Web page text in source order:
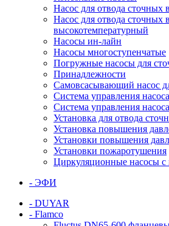
Насос для отвода сточных
Насос для отвода сточных
высокотемпературный
Насосы ин-лайн
Насосы многоступенчатые
Погружные насосы для
Принадлежности
Самовсасывающий насос
Система управления
Система управления
Установка для отвода
Установка повышения
Установки повышения
Установки пожаротушения
Циркуляционные насосы
- ЭФИ
- DUYAR
- Flamco